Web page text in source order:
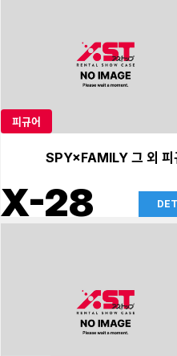
피규어
SPY×FAMILY 그 외 피
X-28